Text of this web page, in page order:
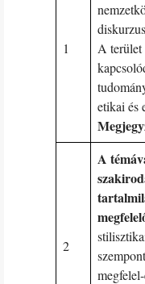
1
A terület
etikai és
2
A